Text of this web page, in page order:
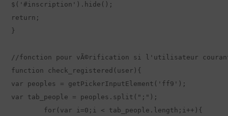
$('#inscription').hide();
return;
}
//fonction pour vÃ©rification si l'utilisateur
function check_registered(user){
var peoples = getPickerInputElement('ff9');
var tab_people = peoples.split(";");